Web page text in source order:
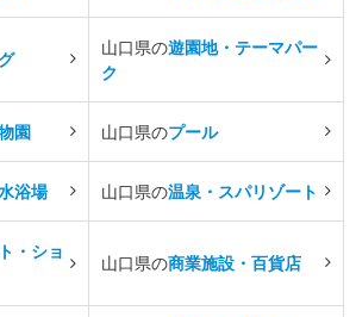
山口県の遊園地・テーマパー
ク
園 山口県のプール
浴場 山口県の温泉・スパリゾート
・ショ
山口県の商業施設・百貨店